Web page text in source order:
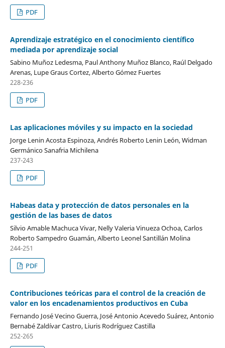
PDF
Aprendizaje estratégico en el conocimiento científico
mediada por aprendizaje social
Sabino Muñoz Ledesma, Paul Anthony Muñoz Blanco, Raúl Delgado
Arenas, Lupe Graus Cortez, Alberto Gómez Fuertes
228-236
PDF
Las aplicaciones móviles y su impacto en la sociedad
Jorge Lenin Acosta Espinoza, Andrés Roberto Lenin León, Widman
Germánico Sanafria Michilena
237-243
PDF
Habeas data y protección de datos personales en la
gestión de las bases de datos
Silvio Amable Machuca Vivar, Nelly Valeria Vinueza Ochoa, Carlos
Roberto Sampedro Guamán, Alberto Leonel Santillán Molina
244-251
PDF
Contribuciones teóricas para el control de la creación de
valor en los encadenamientos productivos en Cuba
Fernando José Vecino Guerra, José Antonio Acevedo Suárez, Antonio
Bernabé Zaldívar Castro, Liuris Rodríguez Castilla
252-265